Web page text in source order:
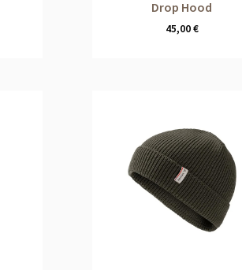
Drop Hood
45,00€